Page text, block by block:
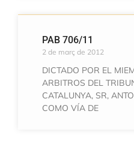
PAB 706/11
2 de març de 2012
DICTADO POR EL
ARBITROS DEL
CATALUNYA, SR,
COMO VÍA DE